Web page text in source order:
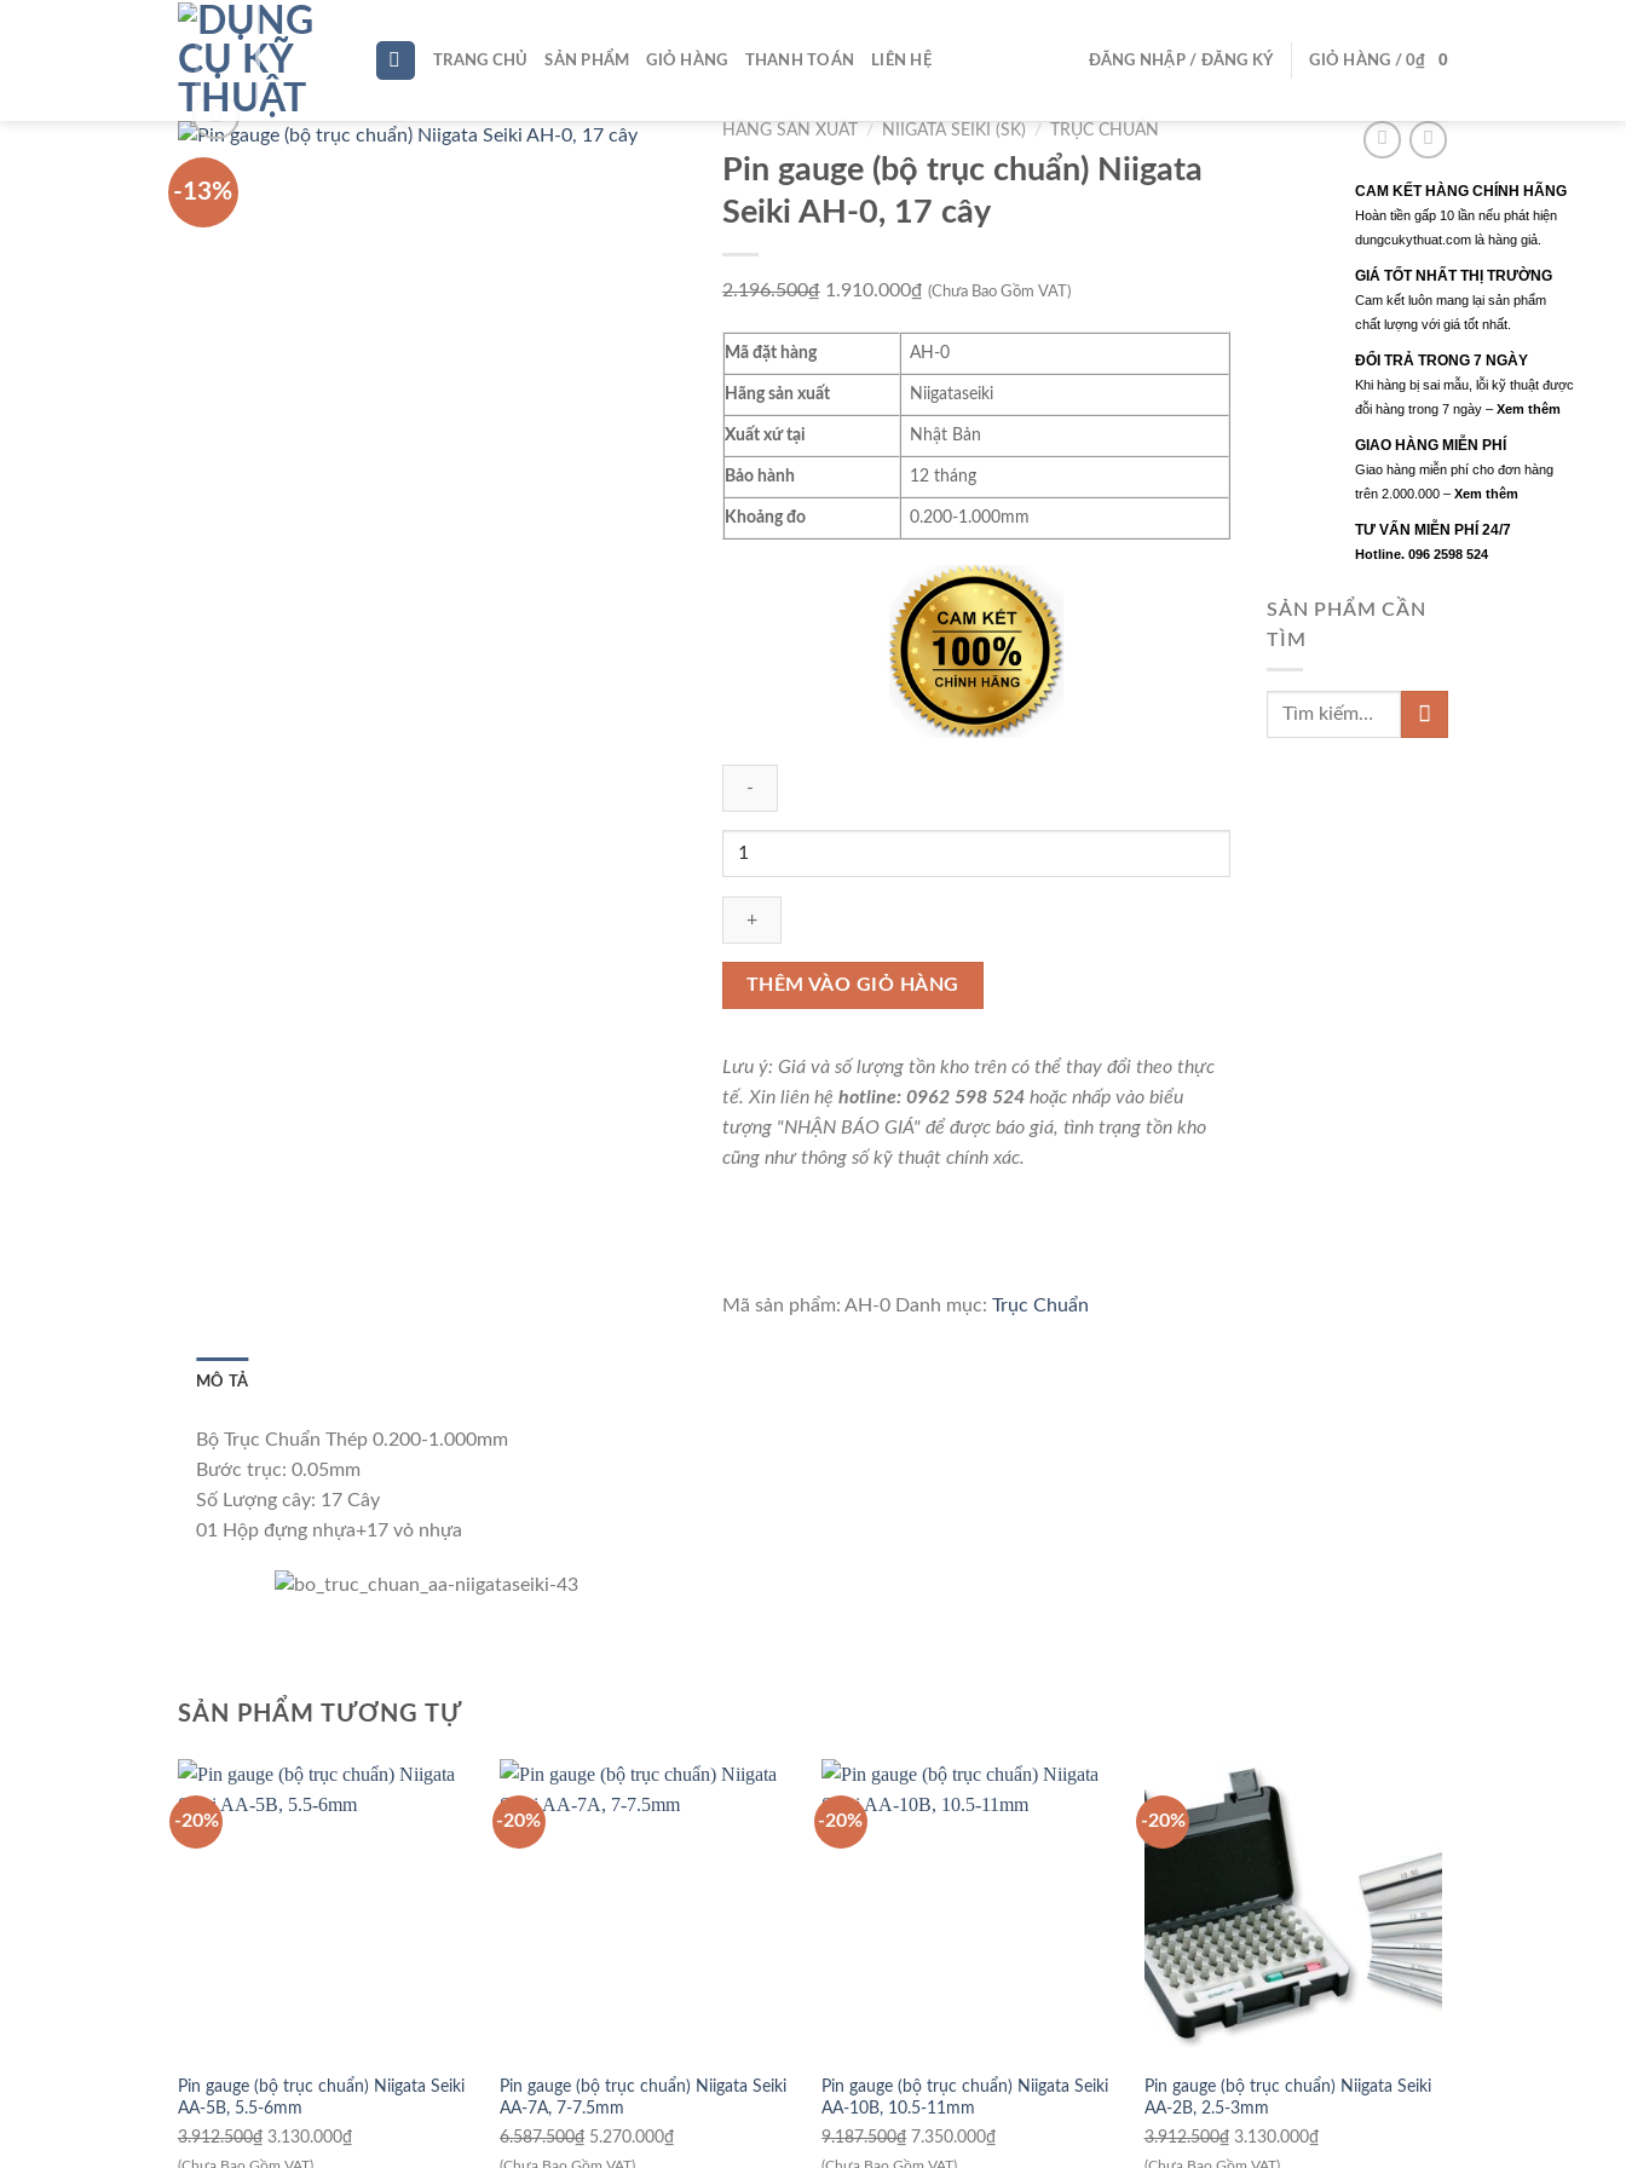
TRANG CHỦ SẢN PHẨM GIỎ HÀNG THANH TOÁN LIÊN HỆ ĐĂNG NHẬP / ĐĂNG KÝ GIỎ HÀNG /0₫ 0
-13%
HÃNG SẢN XUẤT / NIIGATA SEIKI (SK) / TRỤC CHUẨN
Pin gauge (bộ trục chuẩn) Niigata
Seiki AH-0, 17 cây
2.196.500₫ Giá
2.196.500₫.
1.910.000₫ Giá
tại
là:
(Chưa Bao Gồm VAT)
Mã đặt hàng AH-0
Hãng sản xuất Niigataseiki
Xuất xứ tại Nhật Bản
Bảo hành 12 tháng
Khoảng đo 0.200-1.000mm
Pin
(bộ
trục
Niigata
Seiki
0,
17
cây
số
THÊM VÀO GIỎ HÀNG
Lưu ý: Giá và số lượng tồn kho trên có thể thay đổi theo thực
tế. Xin liên hệ hotline: 0962 598 524 hoặc nhấp vào biểu
tượng "NHẬN BÁO GIÁ" để được báo giá, tình trạng tồn kho
cũng như thông số kỹ thuật chính xác.
Mã sản phẩm: AH-0 Danh mục: Trục Chuẩn
CAM KẾT HÀNG CHÍNH HÃNG
Hoàn tiền gấp 10 lần nếu phát hiện
dungcukythuat.com là hàng giả.
GIÁ TỐT NHẤT THỊ TRƯỜNG
Cam kết luôn mang lại sản phẩm
chất lượng với giá tốt nhất.
ĐỔI TRẢ TRONG 7 NGÀY
Khi hàng bị sai mẫu, lỗi kỹ thuật được
đỗi hàng trong 7 ngày – Xem thêm
GIAO HÀNG MIỄN PHÍ
Giao hàng miễn phí cho đơn hàng
trên 2.000.000 – Xem thêm
TƯ VẤN MIỄN PHÍ 24/7
Hotline. 096 2598 524
SẢN PHẨM CẦN
TÌM
MÔ TẢ
Bộ Trục Chuẩn Thép 0.200-1.000mm
Bước trục: 0.05mm
Số Lượng cây: 17 Cây
01 Hộp đựng nhựa+17 vỏ nhựa
SẢN PHẨM TƯƠNG TỰ
-20%
Pin gauge (bộ trục chuẩn) Niigata Seiki
AA-5B, 5.5-6mm
3.912.500₫ Giá
gốc
3.130.000₫Giá
-20%
Pin gauge (bộ trục chuẩn) Niigata Seiki
AA-7A, 7-7.5mm
6.587.500₫ Giá
gốc
5.270.000₫Giá
-20%
Pin gauge (bộ trục chuẩn) Niigata Seiki
AA-10B, 10.5-11mm
9.187.500₫ Giá
gốc
7.350.000₫Giá
-20%
Pin gauge (bộ trục chuẩn) Niigata Seiki
AA-2B, 2.5-3mm
3.912.500₫ Giá
gốc
3.130.000₫Giá